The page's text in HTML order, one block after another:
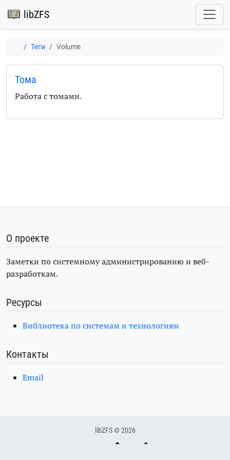
libZFS
Теги Volume
Тома
Работа с томами.
О проекте
Заметки по системному администрированию и веб-
разработкам.
Ресурсы
Библиотека по системам и технологиям
Контакты
Email
libZFS © 2026